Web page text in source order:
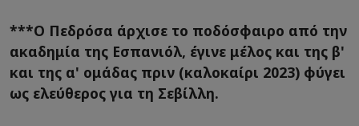
***Ο Πεδρόσα άρχισε το ποδόσφαιρο από την
ακαδημία της Εσπανιόλ, έγινε μέλος και της β'
και της α' ομάδας πριν (καλοκαίρι 2023) φύγει
ως ελεύθερος για τη Σεβίλλη.